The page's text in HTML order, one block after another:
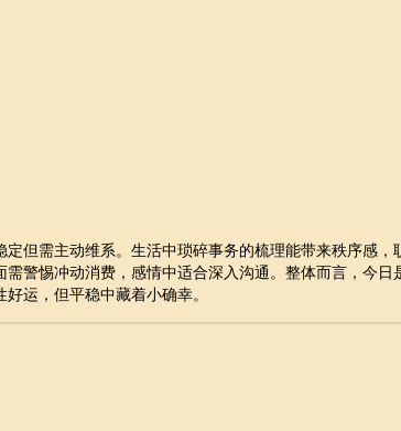
但需主动维系。生活中琐碎事务的梳理能带来秩序感，
警惕冲动消费，感情中适合深入沟通。整体而言，今日
运，但平稳中藏着小确幸。